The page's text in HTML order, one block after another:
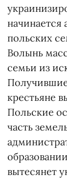
начинается
польских
Волынь
семьи из
крестьяне
Польские
часть
вытесянет